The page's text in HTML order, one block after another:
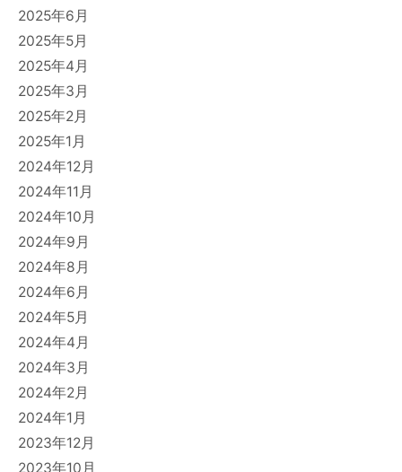
2025年6月
2025年5月
2025年4月
2025年3月
2025年2月
2025年1月
2024年12月
2024年11月
2024年10月
2024年9月
2024年8月
2024年6月
2024年5月
2024年4月
2024年3月
2024年2月
2024年1月
2023年12月
2023年10月